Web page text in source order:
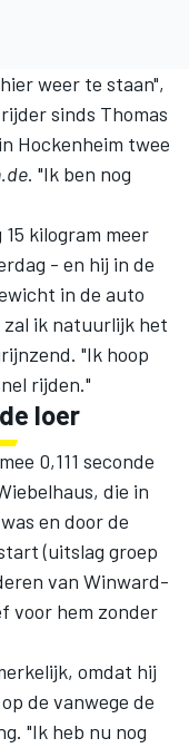
weer te staan",
sinds Thomas
Hockenheim twee
. "Ik ben nog
kilogram meer
- en hij in de
in de auto
zal ik natuurlijk het
"Ik hoop
rijden."
loer
0,111 seconde
die in
en door de
(uitslag groep
van Winward-
voor hem zonder
omdat hij
de vanwege de
"Ik heb nu nog